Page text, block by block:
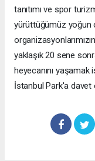
tanıtımı ve spor
yürüttüğümüz yoğun
yaklaşık 20 sene
heyecanını yaşamak
İstanbul Park'a davet